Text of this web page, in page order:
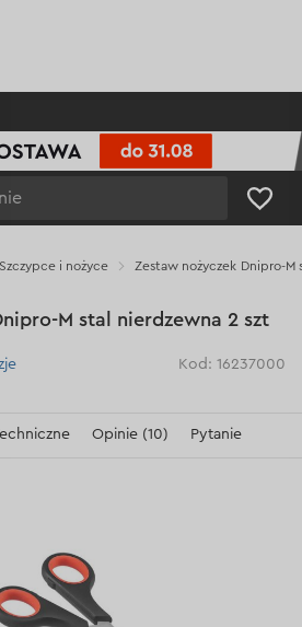
Szczypce i nożyce Zestaw nożyczek Dnipro-M
M stal nierdzewna 2 szt
Kod: 16237000
Opinie (10) Pytanie